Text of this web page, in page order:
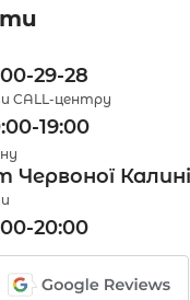
29-28
CALL-центру
19:00
20:00